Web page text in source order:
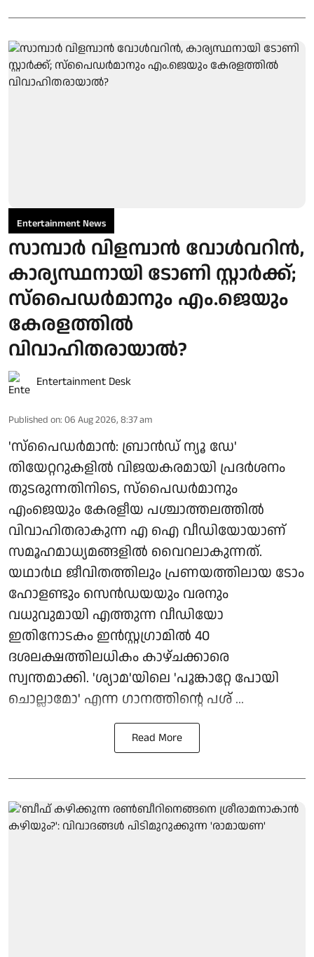
Entertainment News
സാമ്പാർ വിളമ്പാൻ വോൾവറിൻ,
കാര്യസ്ഥനായി ടോണി സ്റ്റാർക്ക്;
സ്പൈഡർമാനും എം.ജെയും
കേരളത്തിൽ
വിവാഹിതരായാൽ?
Entertainment Desk
Published on: 06 Aug 2026, 8:37 am
'സ്‌പൈഡർമാൻ: ബ്രാൻഡ് ന്യൂ ഡേ'
തിയേറ്ററുകളിൽ വിജയകരമായി പ്രദർശനം
തുടരുന്നതിനിടെ, സ്പൈഡർമാനും
എംജെയും കേരളീയ പശ്ചാത്തലത്തിൽ
വിവാഹിതരാകുന്ന എ ഐ വീഡിയോയാണ്
സമൂഹമാധ്യമങ്ങളിൽ വൈറലാകുന്നത്.
യഥാർഥ ജീവിതത്തിലും പ്രണയത്തിലായ ടോം
ഹോളണ്ടും സെൻഡയയും വരനും
വധുവുമായി എത്തുന്ന വീഡിയോ
ഇതിനോടകം ഇൻസ്റ്റഗ്രാമിൽ 40
ദശലക്ഷത്തിലധികം കാഴ്ചക്കാരെ
സ്വന്തമാക്കി. 'ശ്യാമ'യിലെ 'പൂങ്കാറ്റേ പോയി
ചൊല്ലാമോ' എന്ന ഗാനത്തിന്റെ പശ് ...
Read More